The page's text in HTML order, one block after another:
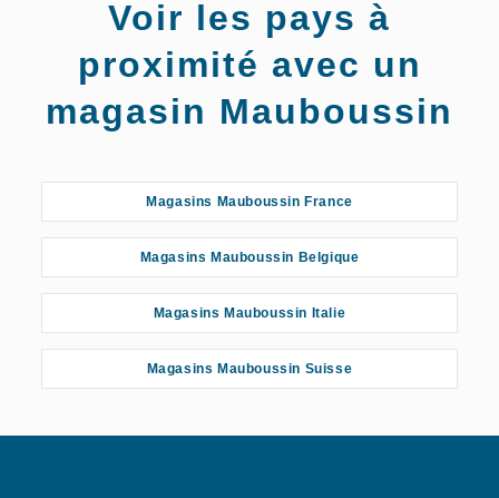
Voir les pays à
proximité avec un
magasin Mauboussin
Magasins Mauboussin France
Magasins Mauboussin Belgique
Magasins Mauboussin Italie
Magasins Mauboussin Suisse